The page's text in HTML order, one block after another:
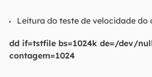
Leitura do teste de velocidade do
dd if=tstfile bs=1024k de=/dev/
contagem=1024